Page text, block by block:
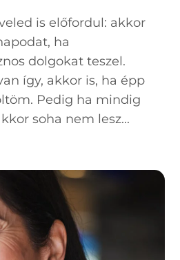
is előfordul: akkor
ha
dolgokat teszel.
így, akkor is, ha épp
Pedig ha mindig
soha nem lesz...